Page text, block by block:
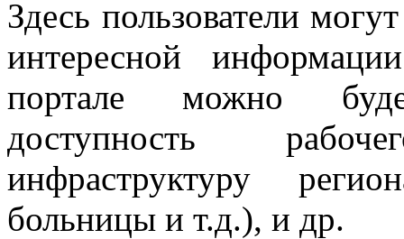
Здесь пользователи
интересной
портале можно
доступность
инфраструктуру
больницы и т.д.), и др.